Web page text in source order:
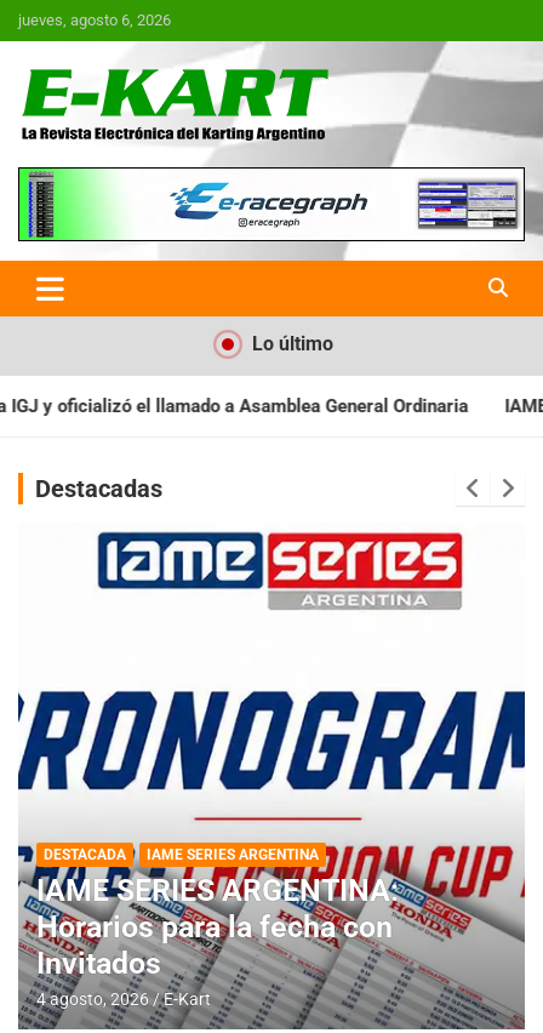
Saltar
al
jueves, agosto 6, 2026
E-Kart.com.ar | La Revista
Electrónica del Karting en
Argentina
Lo último
General Ordinaria IAME SERIES ARGENTINA:
Destacadas
DESTACADA IAME SERIES ARGENTINA
IAME SERIES ARGENTINA:
Horarios para la fecha con
Invitados
4 agosto, 2026 E-Kart